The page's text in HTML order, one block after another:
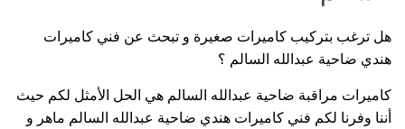
هل ترغب بتركيب كاميرات صغيرة و تبحث عن فني كاميرات
هندي ضاحية عبدالله السالم ؟
كاميرات مراقبة ضاحية عبدالله السالم هي الحل الأمثل لكم حيث
أننا وفرنا لكم فني كاميرات هندي ضاحية عبدالله السالم ماهر و